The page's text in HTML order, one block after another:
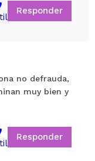
Responder
no defrauda,
muy bien y
Responder